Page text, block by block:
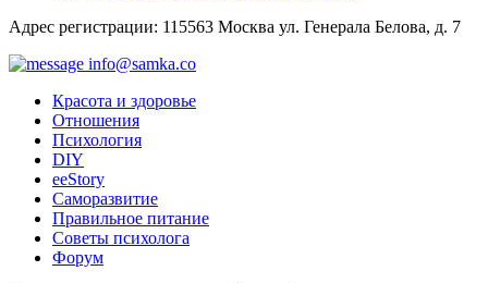
Адрес регистрации: 115563 Москва ул. Генерала Белова, д. 7
info@samka.co
Красота и здоровье
Отношения
Психология
DIY
ееStory
Саморазвитие
Правильное питание
Советы психолога
Форум